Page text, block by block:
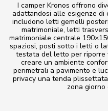
I camper Kronos offrono
adattandosi alle esigenze di
includono letti gemelli
matrimoniale, letti
matrimoniale centrale
spaziosi, posti sotto i letti o
testata del letto per
creare un ambiente
perimetrali a pavimento e
privacy una tenda
zona